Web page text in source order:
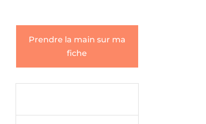
Prendre la main sur ma
fiche